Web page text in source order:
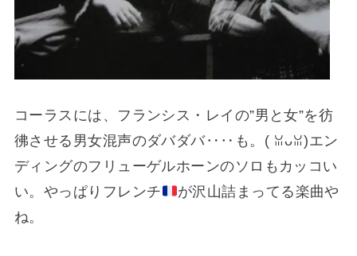
コーラスには、フランシス・レイの”男と女”を彷
彿させる男女混声のダバダバ‥‥も。(⁠ ⁠ꈍ⁠ᴗ⁠ꈍ⁠)エン
ディングのフリューゲルホーンのソロもカッコい
い。やっぱりフレンチ
が沢山詰まってる楽曲や
ね。